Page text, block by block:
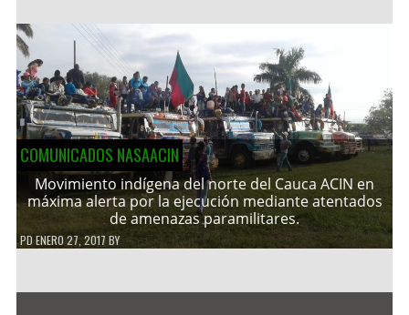
COMUNICADOS NASAACIN
Movimiento indígena del norte del Cauca ACIN en
máxima alerta por la ejecución mediante atentados
de amenazas paramilitares.
PDENERO 27, 2017 BY